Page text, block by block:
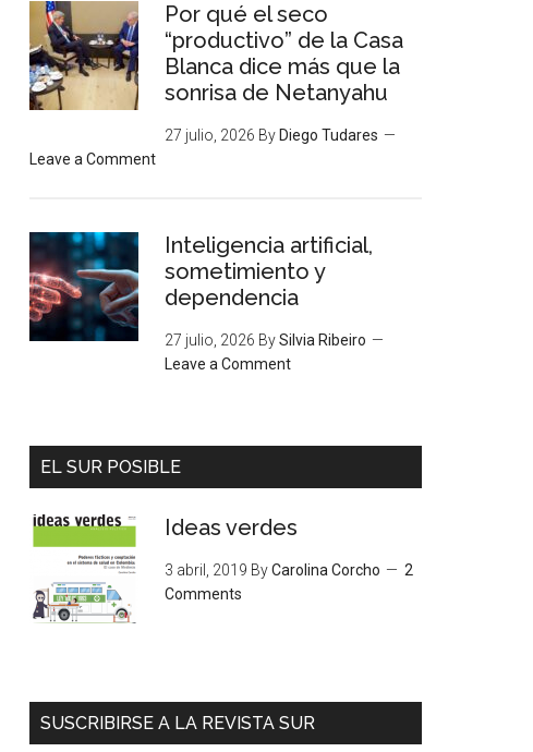
Por qué el seco
“productivo” de la Casa
Blanca dice más que la
sonrisa de Netanyahu
27 julio, 2026 By Diego Tudares
Leave a Comment
Inteligencia artificial,
sometimiento y
dependencia
27 julio, 2026 BySilvia Ribeiro
Leave a Comment
EL SUR POSIBLE
Ideas verdes
3 abril, 2019 ByCarolina Corcho
2
Comments
SUSCRIBIRSE A LA REVISTA SUR